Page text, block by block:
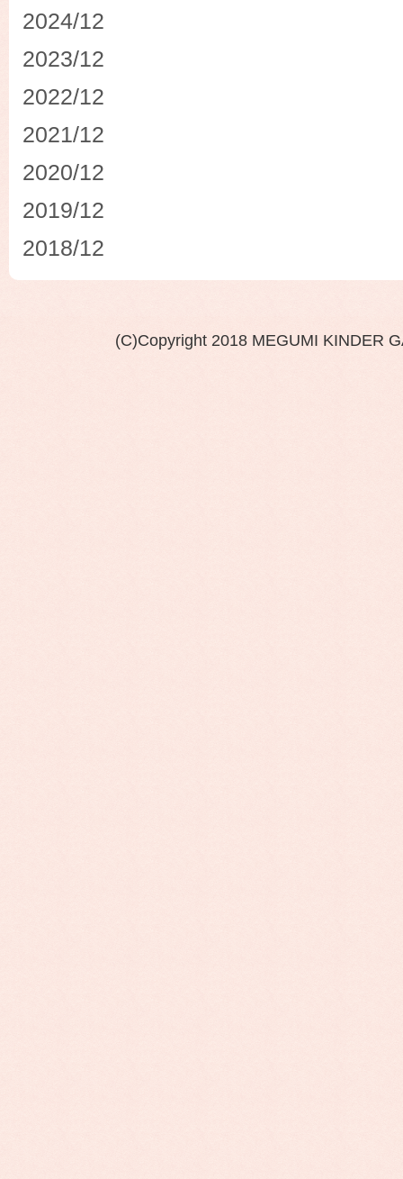
2024/12
2023/12
2022/12
2021/12
2020/12
2019/12
2018/12
(C)Copyright 2018 MEGUMI KINDER